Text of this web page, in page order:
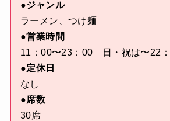
●ジャンル
ラーメン、つけ麺
●営業時間
11：00〜23：00 日・祝は〜22
●定休日
なし
●席数
30席